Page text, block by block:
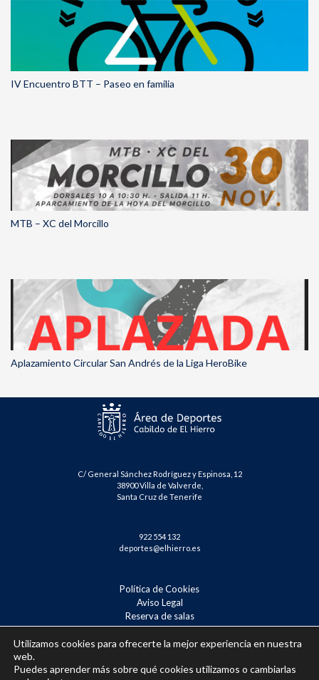
IV Encuentro BTT – Paseo en familia
MTB – XC del Morcillo
Aplazamiento Circular San Andrés de la Liga HeroBike
C/ General Sánchez Rodríguez y Espinosa, 12
38900 Villa de Valverde,
Santa Cruz de Tenerife
922 554 132
deportes@elhierro.es
Política de Cookies
Aviso Legal
Reserva de salas
Reserva Tenis – Badminton
Confirmación de inscripción
Utilizamos cookies para ofrecerte la mejor experiencia en nuestra
web.
Puedes aprender más sobre qué cookies utilizamos o cambiarlas